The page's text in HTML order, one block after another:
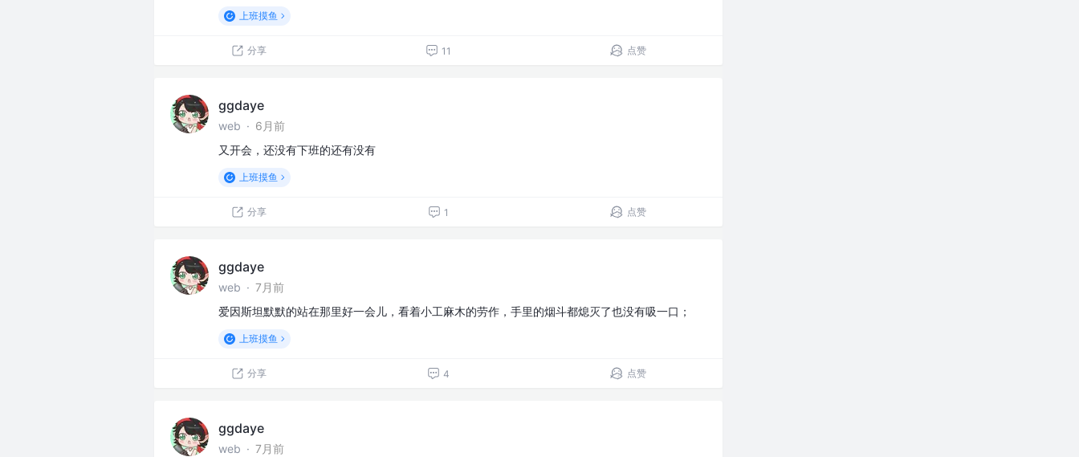
上班摸鱼
分享 11 点赞
ggdaye
web · 6月前
又开会，还没有下班的还有没有
上班摸鱼
分享 1 点赞
ggdaye
web · 7月前
爱因斯坦默默的站在那里好一会儿，看着小工麻木的劳作，手里的烟斗都熄灭了也没有吸一口；
上班摸鱼
分享 4 点赞
ggdaye
web · 7月前